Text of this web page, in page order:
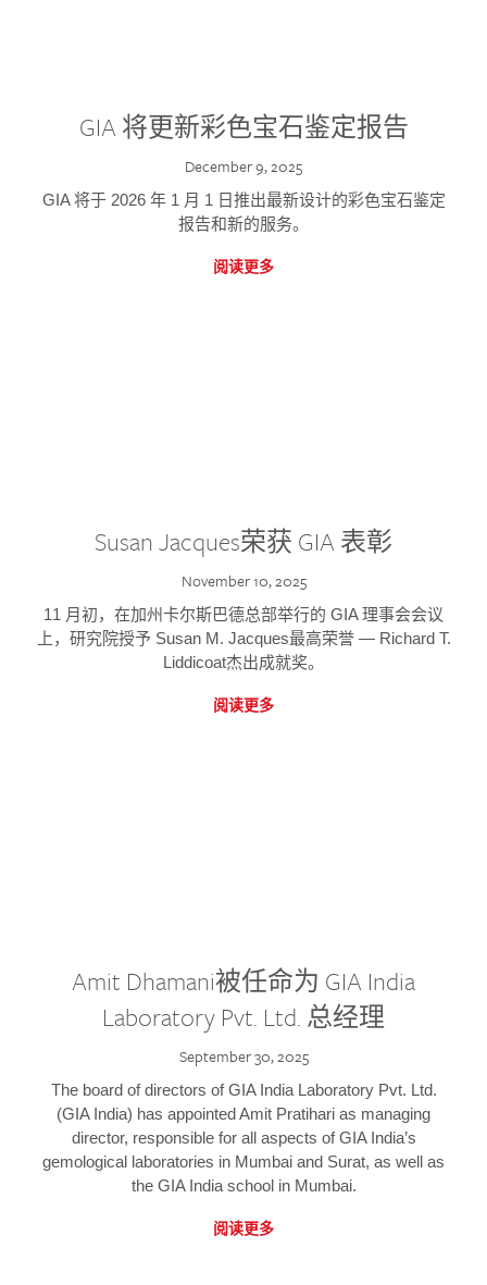
GIA 将更新彩色宝石鉴定报告
December 9, 2025
GIA 将于 2026 年 1 月 1 日推出最新设计的彩色宝石鉴定
报告和新的服务。
阅读更多
Susan Jacques荣获 GIA 表彰
November 10, 2025
11 月初，在加州卡尔斯巴德总部举行的 GIA 理事会会议
上，研究院授予 Susan M. Jacques最高荣誉 — Richard T.
Liddicoat杰出成就奖。
阅读更多
Amit Dhamani被任命为 GIA India
Laboratory Pvt. Ltd. 总经理
September 30, 2025
The board of directors of GIA India Laboratory Pvt. Ltd.
(GIA India) has appointed Amit Pratihari as managing
director, responsible for all aspects of GIA India’s
gemological laboratories in Mumbai and Surat, as well as
the GIA India school in Mumbai.
阅读更多